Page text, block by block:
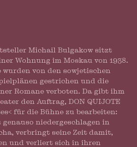
Michail Bulgakow sitzt
Wohnung im Moskau von 1938.
wurden von den sowjetischen
gestrichen und die
Romane verboten. Da gibt ihm
den Auftrag, DON QUIJOTE
für die Bühne zu bearbeiten:
niedergeschlagen in
verbringt seine Zeit damit,
und verliert sich in ihren